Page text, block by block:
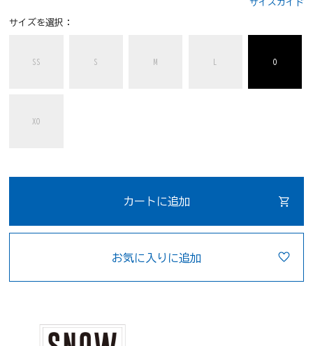
サイズガイド
サイズを選択：
SS S M O
XO
カートに追加
お気に入りに追加